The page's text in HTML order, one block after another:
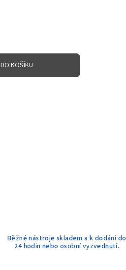
DO KOŠÍKU
Běžné nástroje skladem a k dodání do
24 hodin nebo osobní vyzvednutí.